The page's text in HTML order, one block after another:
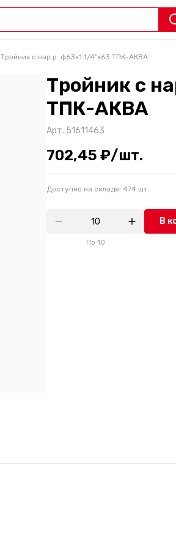
Тройник с нар.р. ф63х1 1/4"х63 ТПК-АКВА
Тройник с
ТПК-АКВА
Арт. 51611463
702,45 ₽/шт.
Доступно на складе: 474 шт.
По 10
В